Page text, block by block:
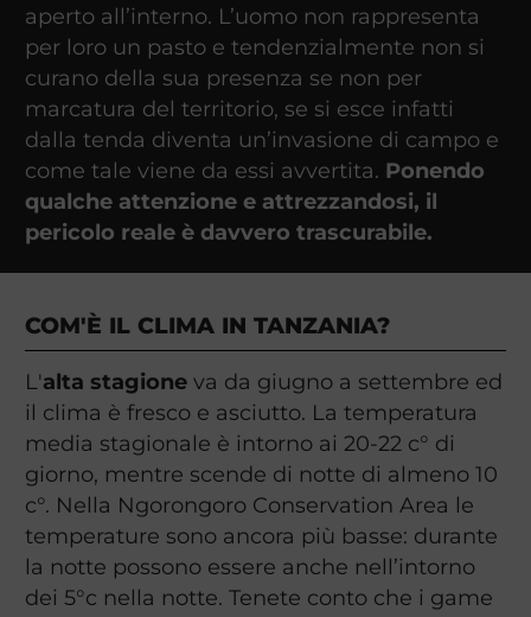
aperto all’interno. L’uomo non rappresenta
per loro un pasto e tendenzialmente non si
curano della sua presenza se non per
marcatura del territorio, se si esce infatti
dalla tenda diventa un’invasione di campo e
come tale viene da essi avvertita. Ponendo
qualche attenzione e attrezzandosi, il
pericolo reale è davvero trascurabile.
COM'È IL CLIMA IN TANZANIA?
L'alta stagioneva da giugno a settembre ed
il clima è fresco e asciutto. La temperatura
media stagionale è intorno ai 20-22 c° di
giorno, mentre scende di notte di almeno 10
c°. Nella Ngorongoro Conservation Area le
temperature sono ancora più basse: durante
la notte possono essere anche nell’intorno
dei 5°c nella notte. Tenete conto che i game